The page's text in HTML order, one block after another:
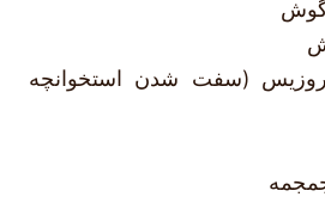
(سفت شدن استخوانچه